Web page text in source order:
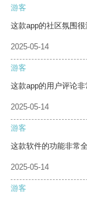
游客
这款app的社区氛围很
2025-05-14
游客
这款app的用户评论非
2025-05-14
游客
这款软件的功能非常
2025-05-14
游客